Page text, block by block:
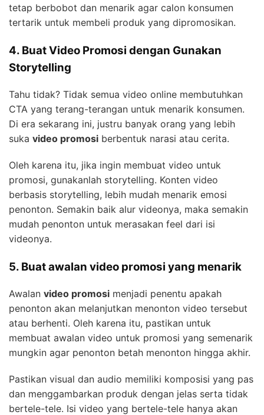
tetap berbobot dan menarik agar calon konsumen
tertarik untuk membeli produk yang dipromosikan.
4. Buat Video Promosi dengan Gunakan
Storytelling
Tahu tidak? Tidak semua video online membutuhkan
CTA yang terang-terangan untuk menarik konsumen.
Di era sekarang ini, justru banyak orang yang lebih
suka video promosi berbentuk narasi atau cerita.
Oleh karena itu, jika ingin membuat video untuk
promosi, gunakanlah storytelling. Konten video
berbasis storytelling, lebih mudah menarik emosi
penonton. Semakin baik alur videonya, maka semakin
mudah penonton untuk merasakan feel dari isi
videonya.
5. Buat awalan video promosi yang menarik
Awalan video promosi menjadi penentu apakah
penonton akan melanjutkan menonton video tersebut
atau berhenti. Oleh karena itu, pastikan untuk
membuat awalan video untuk promosi yang semenarik
mungkin agar penonton betah menonton hingga akhir.
Pastikan visual dan audio memiliki komposisi yang pas
dan menggambarkan produk dengan jelas serta tidak
bertele-tele. Isi video yang bertele-tele hanya akan